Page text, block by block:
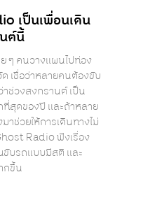
เป็นเพื่อนเดิน
ต์นี้
ๆ คนวางแผนไปท่อง
เชื่อว่าหลายคนต้องขับ
าช่วงสงกรานต์ เป็น
ที่สุดของปี และถ้าหลาย
าช่วยให้การเดินทางไม่
Radio ฟังเรื่อง
บรถแบบมีสติ และ
กขึ้น